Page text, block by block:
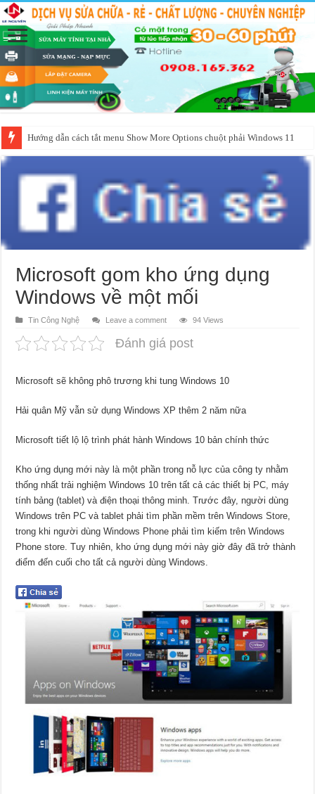
Hướng dẫn cách tắt menu Show More Options chuột phải Windows 11
Microsoft gom kho ứng dụng
Windows về một mối
Tin Công Nghệ Leave a comment 94 Views
Đánh giá post
Microsoft sẽ không phô trương khi tung Windows 10
Hải quân Mỹ vẫn sử dụng Windows XP thêm 2 năm nữa
Microsoft tiết lộ lộ trình phát hành Windows 10 bản chính thức
Kho ứng dụng mới này là một phần trong nỗ lực của công ty nhằm
thống nhất trải nghiệm Windows 10 trên tất cả các thiết bị PC, máy
tính bảng (tablet) và điện thoại thông minh. Trước đây, người dùng
Windows trên PC và tablet phải tìm phần mềm trên Windows Store,
trong khi người dùng Windows Phone phải tìm kiếm trên Windows
Phone store. Tuy nhiên, kho ứng dụng mới này giờ đây đã trở thành
điểm đến cuối cho tất cả người dùng Windows.